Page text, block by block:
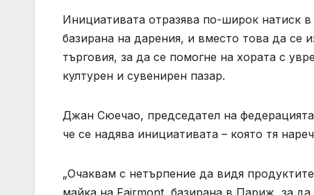
Инициативата отразява по-широк натиск
базирана на дарения, и вместо това да се
търговия, за да се помогне на хората с
културен и сувенирен пазар.
Джан Сюечао, председател на
че се надява инициативата – която тя
„Очаквам с нетърпение да видя
майка на Fairmont, базирана в Париж, за да